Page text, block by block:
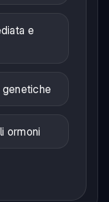
e
genetiche
ormoni